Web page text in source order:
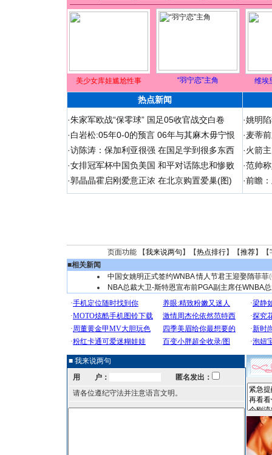
美少女库娃尴尬性事 “羽宁恋”主角 维埃
热点新闻
·朱家军欧战“保零球” 国足05收官战交白卷
·白岩松:05年0-0的预言 06年与其麻木毋宁恨
·访陈涛：保加利亚很强 在国足学到很多东西
·女排冠军杯中国负美国 和平对话陈忠和惨败
·郭晶晶霍启刚爱意正浓 在北京购置爱巢(图)
·姚明
·麦蒂
·火箭
·范帅
·前瞻
页面功能 【我来说两句 】【热点排行】【推荐】【
■相关新闻
中国女姚明正式签约WNBA 情人节君王迎娶隋菲菲
NBA总裁大卫-斯特恩宣布前PGA副主席任WNBA
■ 我来说两句
用 户：
匿名发出：
请各位遵纪守法并注意语言文明。